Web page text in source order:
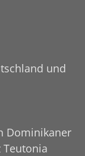
und
Dominikaner